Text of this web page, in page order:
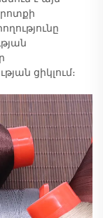
ցիկլում։